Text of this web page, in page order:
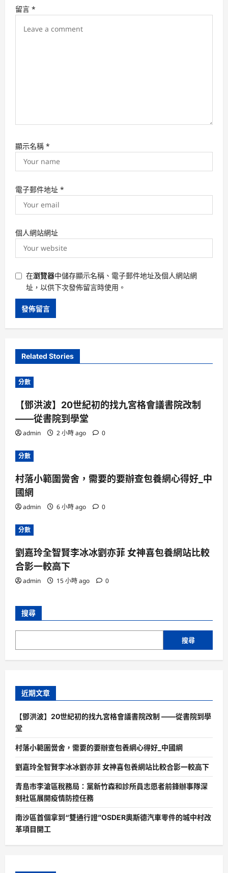
i留言 *
顯示名稱 *
電子郵件地址 *
個人網站網址
在瀏覽器中儲存顯示名稱、電子郵件地址及個人網站網
址，以供下次發佈留言時使用。
Related Stories
分數
【鄧洪波】20世紀初的找九宮格會議書院改制
——從書院到學堂
admin 2 小時 ago 0
分數
村落小範圍黌舍，需要的要辦查包養網心得好_中
國網
admin 6 小時 ago 0
分數
劉嘉玲全智賢李冰冰劉亦菲 女神喜包養網站比較
合影一較高下
admin 15 小時 ago 0
搜尋
搜尋
近期文章
【鄧洪波】20世紀初的找九宮格會議書院改制 ——從書院到學
堂
村落小範圍黌舍，需要的要辦查包養網心得好_中國網
劉嘉玲全智賢李冰冰劉亦菲 女神喜包養網站比較合影一較高下
青島市李滄區稅務局：黨新竹森和診所員志愿者前鋒辦事隊深
刻社區展開疫情防控任務
南沙區首個拿到“雙通行證”OSDER奧斯德汽車零件的城中村改
革項目開工